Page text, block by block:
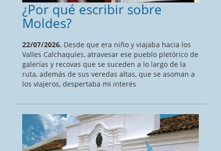
¿Por qué escribir sobre
Moldes?
22/07/2026. Desde que era niño y viajaba hacia los
Valles Calchaquíes, atravesar ese pueblo pletórico de
galerías y recovas que se suceden a lo largo de la
ruta, además de sus veredas altas, que se asoman a
los viajeros, despertaba mi interés